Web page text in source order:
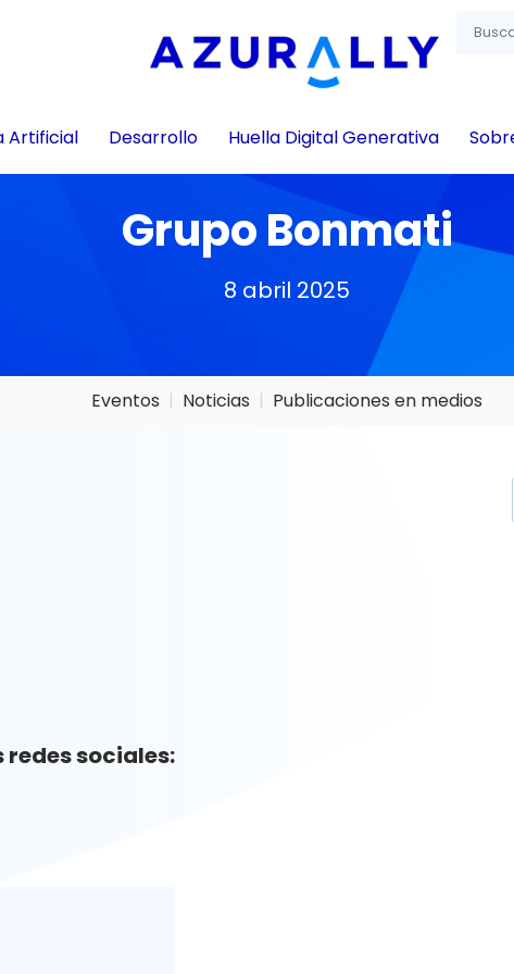
Artificial Desarrollo Huella Digital Generativa
Grupo Bonmati
8 abril 2025
Eventos Noticias Publicaciones en medios
sociales: